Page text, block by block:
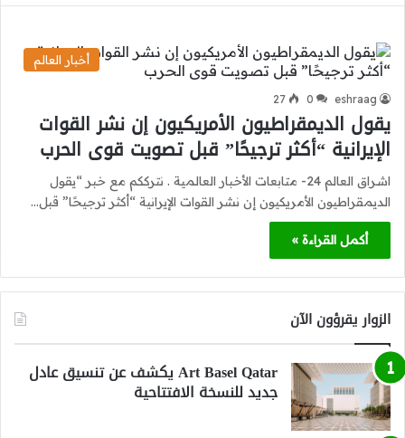
أخبار العالم
eshraag
0
27
يقول الديمقراطيون الأمريكيون إن نشر القوات
الإيرانية “أكثر ترجيحًا” قبل تصويت قوى الحرب
اشراق العالم 24- متابعات الأخبار العالمية . نترككم مع خبر “يقول
الديمقراطيون الأمريكيون إن نشر القوات الإيرانية “أكثر ترجيحًا” قبل…
أكمل القراءة »
الزوار يقرؤون الآن
Art Basel Qatar يكشف عن تنسيق عادل
جديد للنسخة الافتتاحية